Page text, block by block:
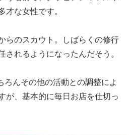
な女性です。
らのスカウト。しばらくの修行
れるようになったんだそう。
ろんその他の活動との調整によ
が、基本的に毎日お店を仕切っ